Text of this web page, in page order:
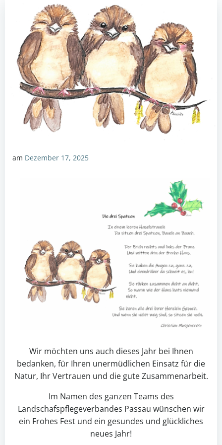
am Dezember 17, 2025
Wir möchten uns auch dieses Jahr bei Ihnen
bedanken, für Ihren unermüdlichen Einsatz für die
Natur, Ihr Vertrauen und die gute Zusammenarbeit.
Im Namen des ganzen Teams des
Landschafspflegeverbandes Passau wünschen wir
ein Frohes Fest und ein gesundes und glückliches
neues Jahr!